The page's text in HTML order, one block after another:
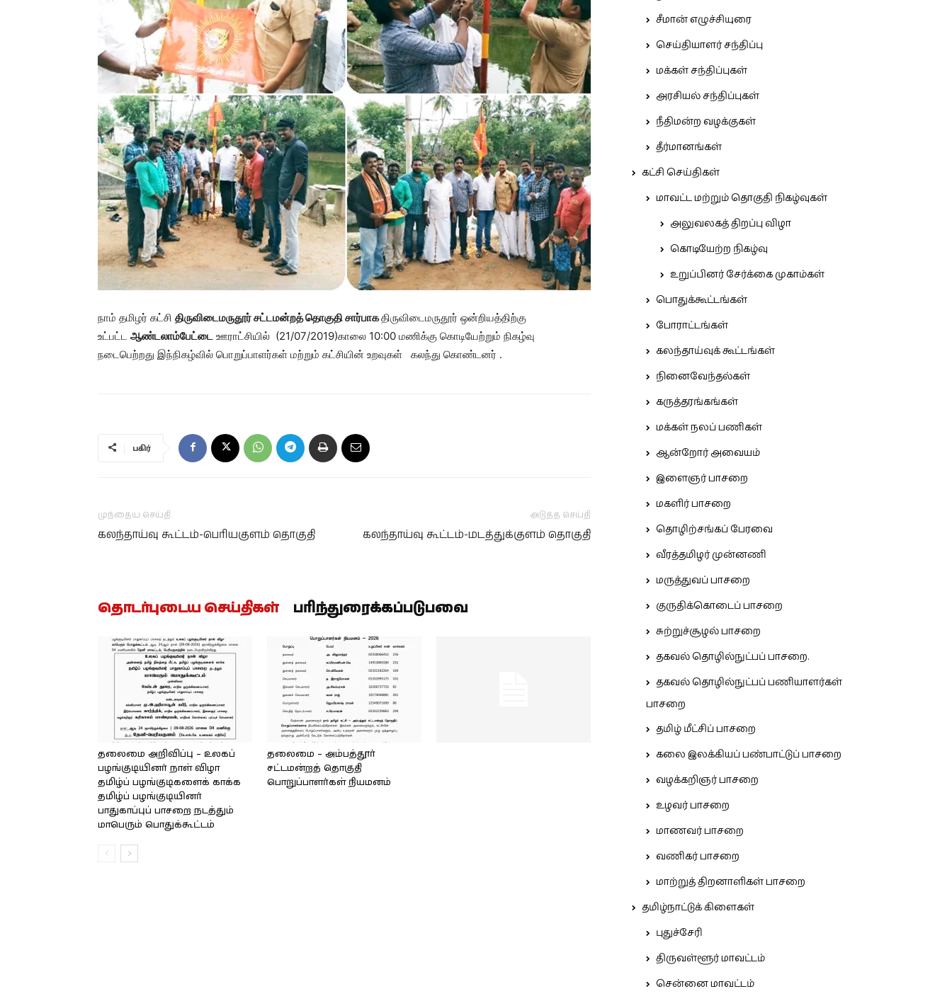
நாம் தமிழர் கட்சி திருவிடைமருதூர் சட்டமன்றத் தொகுதி சார்பாகதிருவிடைமருதூர் ஒன்றியத்திற்கு
உட்பட்ட ஆண்டலாம்பேட்டை ஊராட்சியில் (21/07/2019)காலை 10:00 மணிக்கு கொடியேற்றும் நிகழ்வு
நடைபெற்றது இந்நிகழ்வில் பொறுப்பாளர்கள் மற்றும் கட்சியின் உறவுகள் கலந்து கொண்டனர் .
பகிர்
முந்தைய செய்தி
கலந்தாய்வு கூட்டம்-பெரியகுளம் தொகுதி
அடுத்த செய்தி
கலந்தாய்வு கூட்டம்-மடத்துக்குளம் தொகுதி
தொடர்புடைய செய்திகள் பரிந்துரைக்கப்படுபவை
தலைமை அறிவிப்பு – உலகப்
பழங்குடியினர் நாள் விழா
தமிழ்ப் பழங்குடிகளைக் காக்க
தமிழ்ப் பழங்குடியினர்
பாதுகாப்புப் பாசறை நடத்தும்
மாபெரும் பொதுக்கூட்டம்
தலைமை – அம்பத்தூர்
சட்டமன்றத் தொகுதி
பொறுப்பாளர்கள் நியமனம்
சீமான் எழுச்சியுரை
செய்தியாளர் சந்திப்பு
மக்கள் சந்திப்புகள்
அரசியல் சந்திப்புகள்
நீதிமன்ற வழக்குகள்
தீர்மானங்கள்
கட்சி செய்திகள்
மாவட்ட மற்றும் தொகுதி நிகழ்வுகள்
அலுவலகத் திறப்பு விழா
கொடியேற்ற நிகழ்வு
உறுப்பினர் சேர்க்கை முகாம்கள்
பொதுக்கூட்டங்கள்
போராட்டங்கள்
கலந்தாய்வுக் கூட்டங்கள்
நினைவேந்தல்கள்
கருத்தரங்கங்கள்
மக்கள் நலப் பணிகள்
ஆன்றோர் அவையம்
இளைஞர் பாசறை
மகளிர் பாசறை
தொழிற்சங்கப் பேரவை
வீரத்தமிழர் முன்னணி
மருத்துவப் பாசறை
குருதிக்கொடைப் பாசறை
சுற்றுச்சூழல் பாசறை
தகவல் தொழில்நுட்பப் பாசறை.
தகவல் தொழில்நுட்பப் பணியாளர்கள்
பாசறை
தமிழ் மீட்சிப் பாசறை
கலை இலக்கியப் பண்பாட்டுப் பாசறை
வழக்கறிஞர் பாசறை
உழவர் பாசறை
மாணவர் பாசறை
வணிகர் பாசறை
மாற்றுத் திறனாளிகள் பாசறை
தமிழ்நாட்டுக் கிளைகள்
புதுச்சேரி
திருவள்ளூர் மாவட்டம்
சென்னை மாவட்டம்